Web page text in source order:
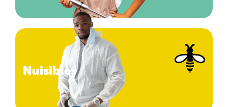
Nuisibles